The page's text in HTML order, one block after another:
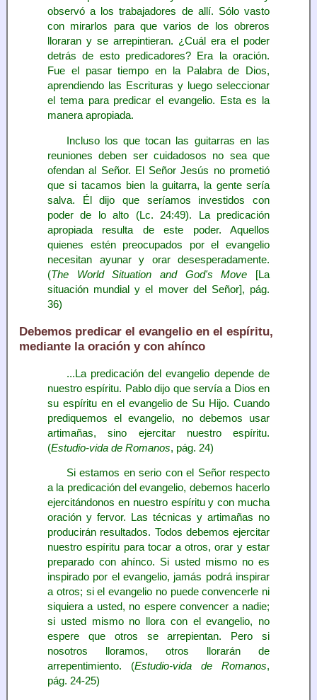
observó a los trabajadores de allí. Sólo vasto
con mirarlos para que varios de los obreros
lloraran y se arrepintieran. ¿Cuál era el poder
detrás de esto predicadores? Era la oración.
Fue el pasar tiempo en la Palabra de Dios,
aprendiendo las Escrituras y luego seleccionar
el tema para predicar el evangelio. Esta es la
manera apropiada.
Incluso los que tocan las guitarras en las
reuniones deben ser cuidadosos no sea que
ofendan al Señor. El Señor Jesús no prometió
que si tacamos bien la guitarra, la gente sería
salva. Él dijo que seríamos investidos con
poder de lo alto (Lc. 24:49). La predicación
apropiada resulta de este poder. Aquellos
quienes estén preocupados por el evangelio
necesitan ayunar y orar desesperadamente.
(The World Situation and God's Move [La
situación mundial y el mover del Señor], pág.
36)
Debemos predicar el evangelio en el espíritu,
mediante la oración y con ahínco
...La predicación del evangelio depende de
nuestro espíritu. Pablo dijo que servía a Dios en
su espíritu en el evangelio de Su Hijo. Cuando
prediquemos el evangelio, no debemos usar
artimañas, sino ejercitar nuestro espíritu.
(Estudio-vida de Romanos, pág. 24)
Si estamos en serio con el Señor respecto
a la predicación del evangelio, debemos hacerlo
ejercitándonos en nuestro espíritu y con mucha
oración y fervor. Las técnicas y artimañas no
producirán resultados. Todos debemos ejercitar
nuestro espíritu para tocar a otros, orar y estar
preparado con ahínco. Si usted mismo no es
inspirado por el evangelio, jamás podrá inspirar
a otros; si el evangelio no puede convencerle ni
siquiera a usted, no espere convencer a nadie;
si usted mismo no llora con el evangelio, no
espere que otros se arrepientan. Pero si
nosotros lloramos, otros llorarán de
arrepentimiento. (Estudio-vida de Romanos,
pág. 24-25)